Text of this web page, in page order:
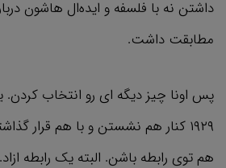
داشتن نه با فلسفه و ایده‌ال هاشون
مطابقت داشت.
پس اونا چیز دیگه ای رو انتخاب کردن.
۱۹۲۹ کنار هم نشستن و با هم قرار
هم توی رابطه باشن. البته یک رابطه